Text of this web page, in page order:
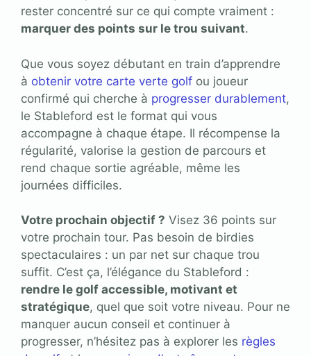
rester concentré sur ce qui compte vraiment :
marquer des points sur le trou suivant.
Que vous soyez débutant en train d’apprendre
à obtenir votre carte verte golf ou joueur
confirmé qui cherche à progresser durablement,
le Stableford est le format qui vous
accompagne à chaque étape. Il récompense la
régularité, valorise la gestion de parcours et
rend chaque sortie agréable, même les
journées difficiles.
Votre prochain objectif ? Visez 36 points sur
votre prochain tour. Pas besoin de birdies
spectaculaires : un par net sur chaque trou
suffit. C’est ça, l’élégance du Stableford :
rendre le golf accessible, motivant et
stratégique, quel que soit votre niveau. Pour ne
manquer aucun conseil et continuer à
progresser, n’hésitez pas à explorer les règles